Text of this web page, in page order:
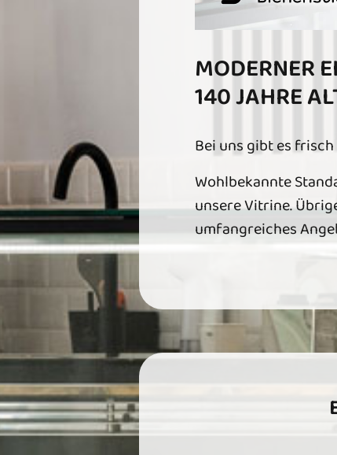
MODERNER
140 JAHRE
Bei uns gibt es
Wohlbekannte
unsere Vitrine.
umfangreiches